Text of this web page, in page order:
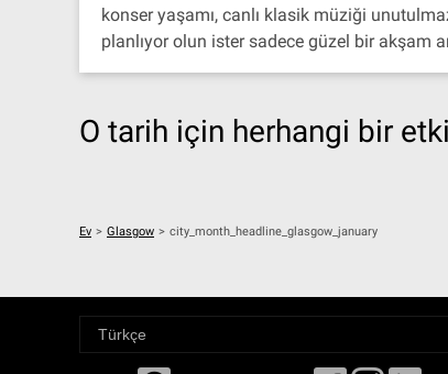
konser yaşamı, canlı klasik müziği
planlıyor olun ister sadece güzel bir akşam
O tarih için herhangi bir
Ev > Glasgow > city_month_headline_glasgow_january